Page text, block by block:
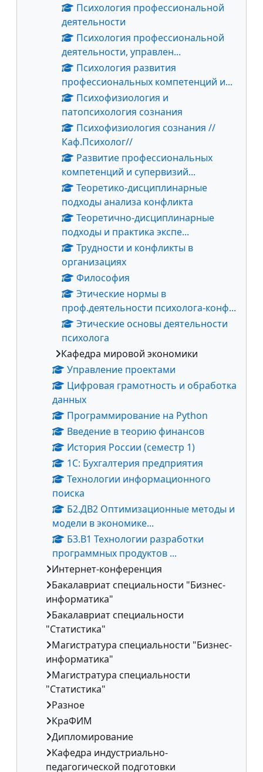
Психология профессиональной
деятельности
Психология профессиональной
деятельности, управлен...
Психология развития
профессиональных компетенций и...
Психофизиология и
патопсихология сознания
Психофизиология сознания //
Каф.Психолог//
Развитие профессиональных
компетенций и супервизий...
Теоретико-дисциплинарные
подходы анализа конфликта
Теоретично-дисциплинарные
подходы и практика экспе...
Трудности и конфликты в
организациях
Философия
Этические нормы в
проф.деятельности психолога-конф...
Этические основы деятельности
психолога
Кафедра мировой экономики
Управление проектами
Цифровая грамотность и обработка
данных
Программирование на Python
Введение в теорию финансов
История России (семестр 1)
1С: Бухгалтерия предприятия
Технологии информационного
поиска
Б2.ДВ2 Оптимизационные методы и
модели в экономике...
Б3.В1 Технологии разработки
программных продуктов ...
Интернет-конференция
Бакалавриат специальности "Бизнес-
информатика"
Бакалавриат специальности
"Статистика"
Магистратура специальности "Бизнес-
информатика"
Магистратура специальности
"Статистика"
Разное
КраФИМ
Дипломирование
Кафедра индустриально-
педагогической подготовки